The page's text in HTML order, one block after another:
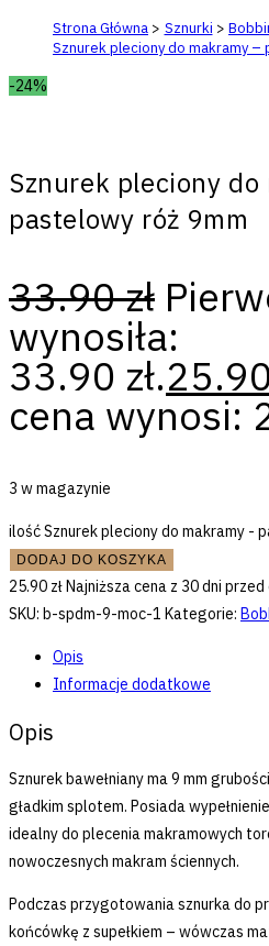
Strona Główna > Sznurki >
Sznurek pleciony do makramy –
-24%
Sznurek pleciony do
pastelowy róż 9mm
33.90zł
wynosiła:
33.90 zł.25.90
cena wynosi:
3 w magazynie
ilość Sznurek pleciony do makramy -
DODAJ DO KOSZYKA
25.90 złNajniższa cena z 30 dni
SKU: b-spdm-9-moc-1 Kategorie:
Opis
Informacje dodatkowe
Opis
Sznurek bawełniany ma 9 mm
gładkim splotem. Posiada
idealny do plecenia makramowych
nowoczesnych makram ściennych.
Podczas przygotowania sznurka do
końcówkę z supełkiem – wówczas